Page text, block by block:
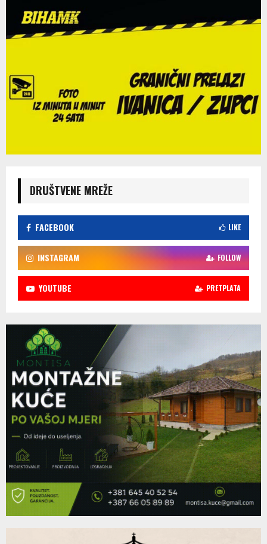
DRUŠTVENE MREŽE
FACEBOOK LIKE
INSTAGRAM FOLLOW
YOUTUBE PRETPLATA